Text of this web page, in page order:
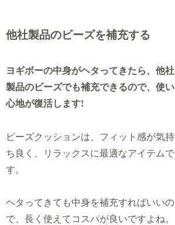
他社製品のビーズを補充する
ヨギボーの中身がヘタってきたら、他社
製品のビーズでも補充できるので、使い
心地が復活します!
ビーズクッションは、フィット感が気持
ち良く、リラックスに最適なアイテムで
す。
ヘタってきても中身を補充すればいいの
で、長く使えてコスパが良いですよね。